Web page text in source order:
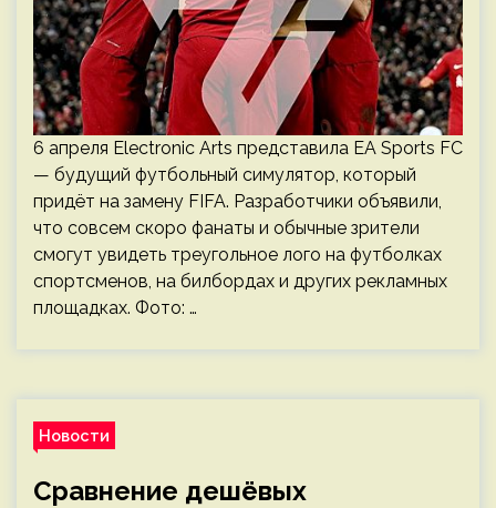
6 апреля Electronic Arts представила EA Sports FC
— будущий футбольный симулятор, который
придёт на замену FIFA. Разработчики объявили,
что совсем скоро фанаты и обычные зрители
смогут увидеть треугольное лого на футболках
спортсменов, на билбордах и других рекламных
площадках. Фото: …
Новости
Сравнение дешёвых